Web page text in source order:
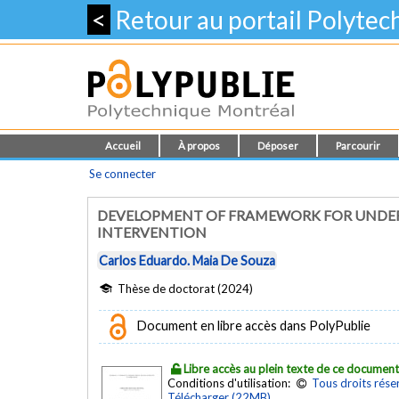
< Retour au portail
Accueil À propos Déposer Parcourir
Se connecter
DEVELOPMENT OF FRAMEWORK FOR
INTERVENTION
Carlos Eduardo. Maia De Souza
Thèse de doctorat (2024)
Document en libre accès dans PolyPublie
Libre accès au plein texte de ce document
Conditions d'utilisation:
Tous droits